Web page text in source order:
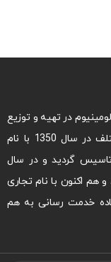
در تهیه و توزیع
انواع ورقها و مقاطع آلومینیوم در آلیاژهای مختلف در سال 1350 با نام
گردید و در سال
و هم اکنون با نام تجاری
خدمت رسانی به هم